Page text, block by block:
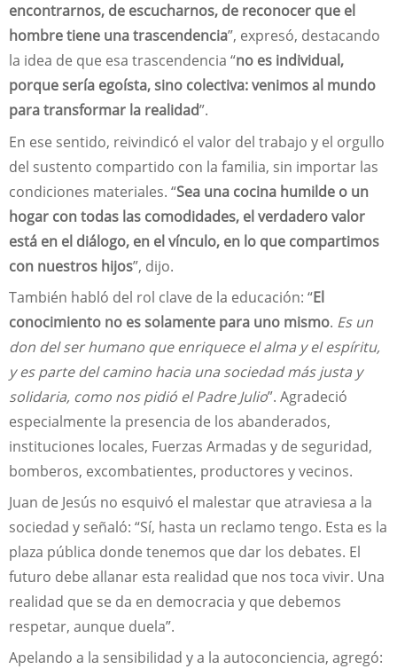
encontrarnos, de escucharnos, de reconocer que el
hombre tiene una trascendencia”, expresó, destacando
la idea de que esa trascendencia “no es individual,
porque sería egoísta, sino colectiva: venimos al mundo
para transformar la realidad”.
En ese sentido, reivindicó el valor del trabajo y el orgullo
del sustento compartido con la familia, sin importar las
condiciones materiales. “Sea una cocina humilde o un
hogar con todas las comodidades, el verdadero valor
está en el diálogo, en el vínculo, en lo que compartimos
con nuestros hijos”, dijo.
También habló del rol clave de la educación: “El
conocimiento no es solamente para uno mismo. Es un
don del ser humano que enriquece el alma y el espíritu,
y es parte del camino hacia una sociedad más justa y
solidaria, como nos pidió el Padre Julio”. Agradeció
especialmente la presencia de los abanderados,
instituciones locales, Fuerzas Armadas y de seguridad,
bomberos, excombatientes, productores y vecinos.
Juan de Jesús no esquivó el malestar que atraviesa a la
sociedad y señaló: “Sí, hasta un reclamo tengo. Esta es la
plaza pública donde tenemos que dar los debates. El
futuro debe allanar esta realidad que nos toca vivir. Una
realidad que se da en democracia y que debemos
respetar, aunque duela”.
Apelando a la sensibilidad y a la autoconciencia, agregó: